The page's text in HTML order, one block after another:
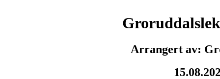
Arrangert av: